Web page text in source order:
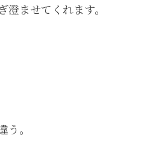
ませてくれます。
。